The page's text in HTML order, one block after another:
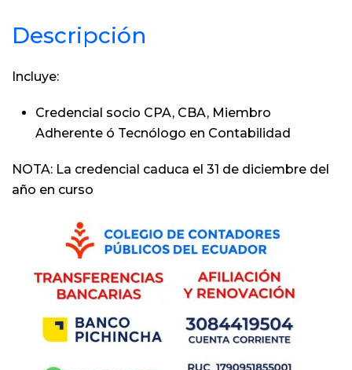
Descripción
Incluye:
Credencial socio CPA, CBA, Miembro
Adherente ó Tecnólogo en Contabilidad
NOTA: La credencial caduca el 31 de diciembre del
año en curso